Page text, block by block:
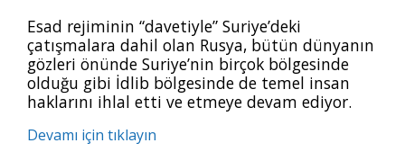
Esad rejiminin “davetiyle” Suriye’deki
çatışmalara dahil olan Rusya, bütün dünyanın
gözleri önünde Suriye’nin birçok bölgesinde
olduğu gibi İdlib bölgesinde de temel insan
haklarını ihlal etti ve etmeye devam ediyor.
gerçekleştirilen saldırılarda yerleşim alanları
Devamı için tıklayın